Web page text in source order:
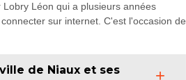
Léon qui a plusieurs années
sur internet. C'est l'occasion de
de Niaux et ses